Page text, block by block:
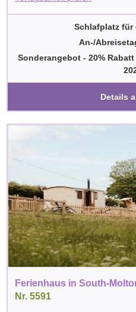
Schlafplatz für
An-/
Sonderangebot - 20% Rabatt
Details
Ferienhaus in South-
Nr. 5591